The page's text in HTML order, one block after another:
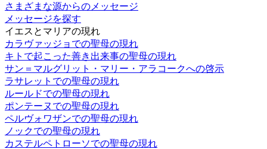
さまざまな源からのメッセージ
メッセージを探す
イエスとマリアの現れ
カラヴァッジョでの聖母の現れ
キトで起こった善き出来事の聖母の現れ
サン＝マルグリット・マリー・アラコークへの啓示
ラサレットでの聖母の現れ
ルールドでの聖母の現れ
ポンテーヌでの聖母の現れ
ペルヴォワザンでの聖母の現れ
ノックでの聖母の現れ
カステルペトローソでの聖母の現れ